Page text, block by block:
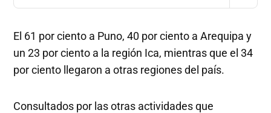
El 61 por ciento a Puno, 40 por ciento a Arequipa y
un 23 por ciento a la región Ica, mientras que el 34
por ciento llegaron a otras regiones del país.
Consultados por las otras actividades que